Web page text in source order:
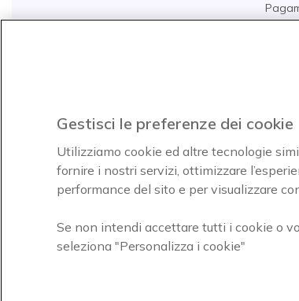
Icon
Paga facilmente ed in assoluta
sicurezza
Onedirect, azienda del gruppo INCEPT
Gestisci le preferenze dei cookie
Utilizziamo cookie ed altre tecnologie
fornire i nostri servizi, ottimizzare
performance del sito e per visualizzare
Se non intendi accettare tutti i cookie o
seleziona "Personalizza i cookie"